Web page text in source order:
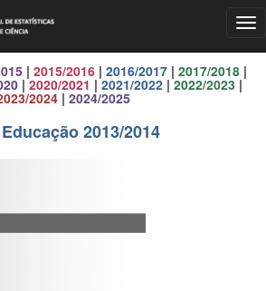
| 2015/2016| 2016/2017| 2017/2018|
|2020/2021 |2021/2022 |2022/2023 |
2024 | 2024/2025
2013/2014